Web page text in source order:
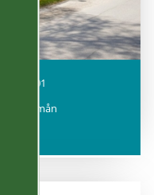
2026-11-01
4 921 kr/mån